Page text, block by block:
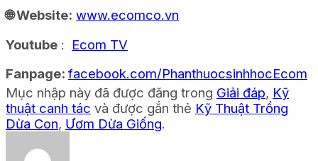
🌐 Website: www.ecomco.vn
Youtube : Ecom TV
Fanpage: facebook.com/PhanthuocsinhhocEcom
Mục nhập này đã được đăng trong Giải đáp, Kỹ
thuật canh tác và được gắn thẻ Kỹ Thuật Trồng
Dừa Con, Ươm Dừa Giống.